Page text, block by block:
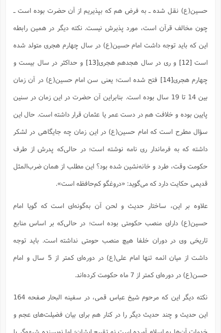
حسین(ع) نقل شده ـ به فرض هم که بپذیریم از آن حضرت بوده است ـ
چون مخالف قرآن است، مورد پذیرش نیست. نکته دیگر در همین رابطه
این که باید توجه داشت امام حسین(ع) در سال چهارم هجری متولد شده
است
و ری در سال هجدهم هجری[13]
و حداکثر در سال بیست و
چهارم هجری[14]
فتح شده است؛ یعنی سن امام حسین(ع) در آن زمان
بین 14 تا 19 سال بوده است. بنابراین آن حضرت در این زمان در سنین
پایین بوده و خلافت هم در دست عمر یا عثمان قرار داشته است. حال این
سؤال مطرح است که امام حسین(ع) در این زمان چه جایگاهی در لشکر
داشته که به فرماندار ری نامه نوشته است؛ ‌در حالی‌که پدرش از طرف
حکومت وقت، طرد و خانه‌نشین شده بود؟ این مطلب از همان ضرب‌المثل
قدیمی حکایت دارد که می‌گوید: ‌«دروغگو کم‌حافظه است».
علاوه بر این، ساختار حدیث و لحن آن به‌گونه‌ای است که گویا امام
حسین(ع) دارای منصب حکومتی بوده است؛ در حالی‌که بر اساس منابع
تاریخی وی در دوران خلفا هیچ منصب حومتی نداشته است. باید توجه
داشت از میان ائمه تنها امام علی(ع) در دوره‌ای کمتر از 5 سال و امام
حسن(ع) در دوره‌ای کمتر از 7 ماه حکومت کرده‌اند.
نکته دیگر این که مرحوم شیخ عباس قمی، در سفینه البحار صفحه 164
این حدیث و چند حدیث دیگر را در کنار هم برای بیان فضیلت‌های عجم و